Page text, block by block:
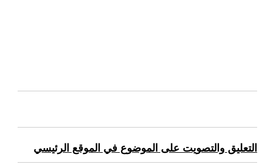
التعليق والتصويت على الموضوع في الموقع الرئيسي